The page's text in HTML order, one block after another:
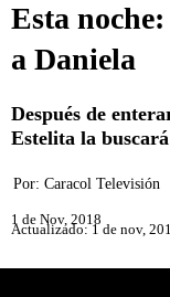
Esta
a Daniela
Después de
Estelita la
Por: Caracol Televisión
1 de Nov, 2018
Actualizado: 1 de nov,